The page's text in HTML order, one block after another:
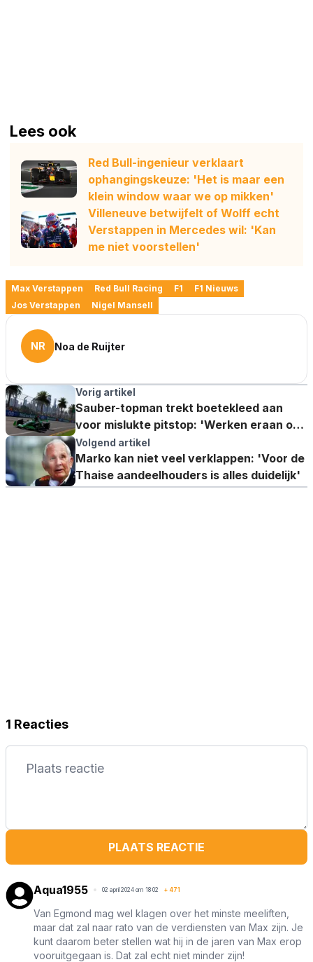
Lees ook
Red Bull-ingenieur verklaart
ophangingskeuze: 'Het is maar een
klein window waar we op mikken'
Villeneuve betwijfelt of Wolff echt
Verstappen in Mercedes wil: 'Kan
me niet voorstellen'
Max Verstappen Red Bull Racing F1
F1 Nieuws
Jos Verstappen
Nigel Mansell
NR Noa de Ruijter
Vorig artikel
Sauber-topman trekt boetekleed aan
voor mislukte pitstop: 'Werken eraan om
het op te lossen'
Volgend artikel
Marko kan niet veel verklappen: 'Voor de
Thaise aandeelhouders is alles duidelijk'
1 Reacties
PLAATS REACTIE
Aqua1955 02 april 2024 om 18:02 + 471
Van Egmond mag wel klagen over het minste meeliften,
maar dat zal naar rato van de verdiensten van Max zijn. Je
kunt daarom beter stellen wat hij in de jaren van Max erop
vooruitgegaan is. Dat zal echt niet minder zijn!